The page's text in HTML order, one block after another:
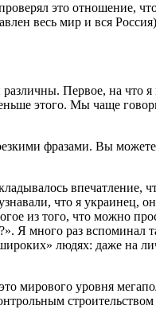
это отношение,
весь мир и вся
Первое, на что я
этого. Мы чаще
фразами. Вы
впечатление,
что я украинец,
из того, что можно
Я много раз вспоминал
людях: даже на
уровня